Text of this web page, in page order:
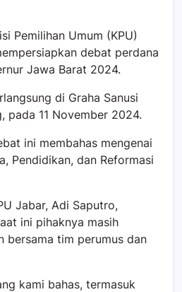
Pemilihan Umum (KPU)
debat perdana
Jawa Barat 2024.
di Graha Sanusi
pada 11 November 2024.
ini membahas mengenai
Pendidikan, dan Reformasi
Jabar, Adi Saputro,
ini pihaknya masih
bersama tim perumus dan
kami bahas, termasuk